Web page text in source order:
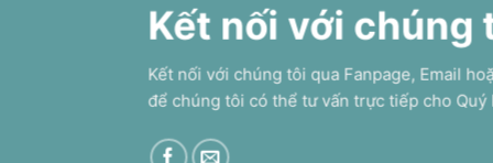
Kết nối với chúng
Kết nối với chúng tôi qua Fanpage, Email
để chúng tôi có thể tư vấn trực tiếp cho Quý